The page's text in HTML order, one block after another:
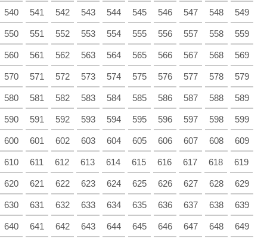
540 541 542 543 544 545 546 547 548 549
550 551 552 553 554 555 556 557 558 559
560 561 562 563 564 565 566 567 568 569
570 571 572 573 574 575 576 577 578 579
580 581 582 583 584 585 586 587 588 589
590 591 592 593 594 595 596 597 598 599
600 601 602 603 604 605 606 607 608 609
610 611 612 613 614 615 616 617 618 619
620 621 622 623 624 625 626 627 628 629
630 631 632 633 634 635 636 637 638 639
640 641 642 643 644 645 646 647 648 649